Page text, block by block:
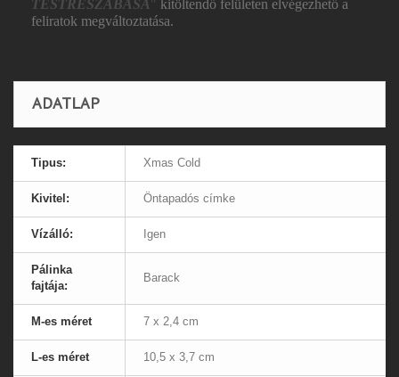
TESTRESZABÁSA" kitöltendő felületen elvégezhető a
feliratok megváltoztatása.
ADATLAP
Tipus: Xmas Cold
Kivitel: Öntapadós címke
Vízálló: Igen
Pálinka
fajtája:
Barack
M-es méret 7 x 2,4 cm
L-es méret 10,5 x 3,7 cm